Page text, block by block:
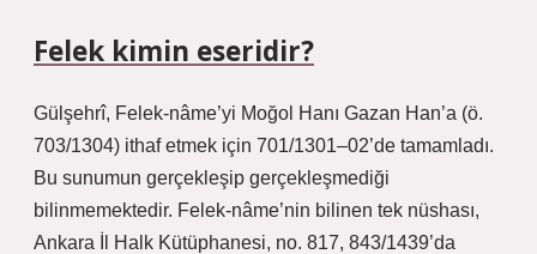
Felek kimin eseridir?
Gülşehrî, Felek-nâme’yi Moğol Hanı Gazan Han’a (ö.
703/1304) ithaf etmek için 701/1301–02’de tamamladı.
Bu sunumun gerçekleşip gerçekleşmediği
bilinmemektedir. Felek-nâme’nin bilinen tek nüshası,
Ankara İl Halk Kütüphanesi, no. 817, 843/1439’da